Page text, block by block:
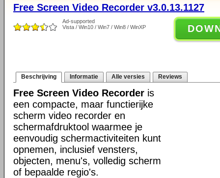
Free Screen Video Recorder v3.0.13.1127
Ad-supported
Vista / Win10 / Win7 / Win8 / WinXP
Beschrijving Informatie Alle versies Reviews
Free Screen Video Recorder is
een compacte, maar functierijke
scherm video recorder en
schermafdruktool waarmee je
eenvoudig schermactiviteiten kunt
opnemen, inclusief vensters,
objecten, menu's, volledig scherm
of bepaalde regio's.